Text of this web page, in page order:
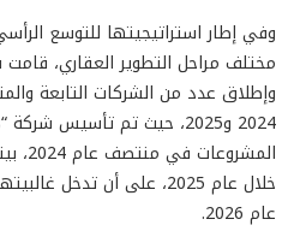
وفي إطار استراتيجيتها للتوسع
مختلف مراحل التطوير العقاري،
وإطلاق عدد من الشركات التابعة
خلال عام 2025، على أن
عام 2026.